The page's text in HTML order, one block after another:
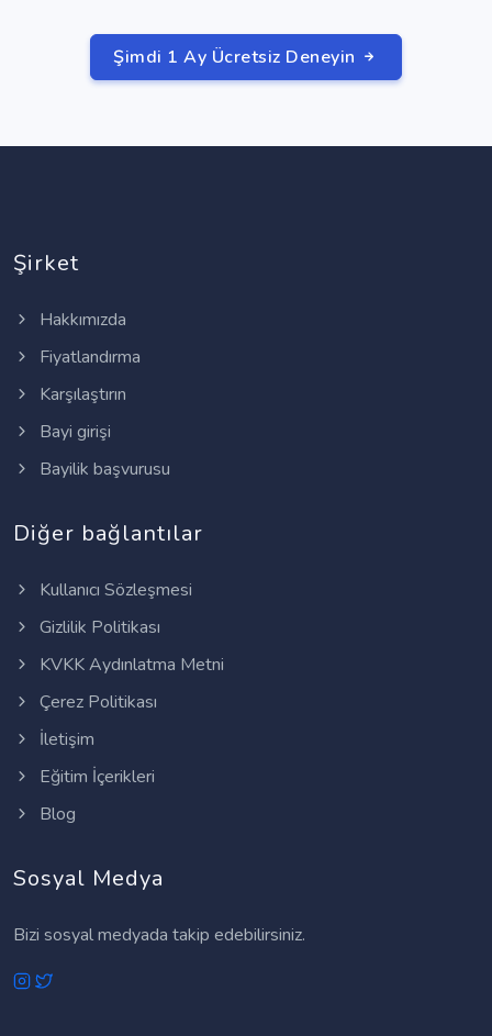
Şimdi 1 Ay Ücretsiz Deneyin
Şirket
Hakkımızda
Fiyatlandırma
Karşılaştırın
Bayi girişi
Bayilik başvurusu
Diğer bağlantılar
Kullanıcı Sözleşmesi
Gizlilik Politikası
KVKK Aydınlatma Metni
Çerez Politikası
İletişim
Eğitim İçerikleri
Blog
Sosyal Medya
Bizi sosyal medyada takip edebilirsiniz.